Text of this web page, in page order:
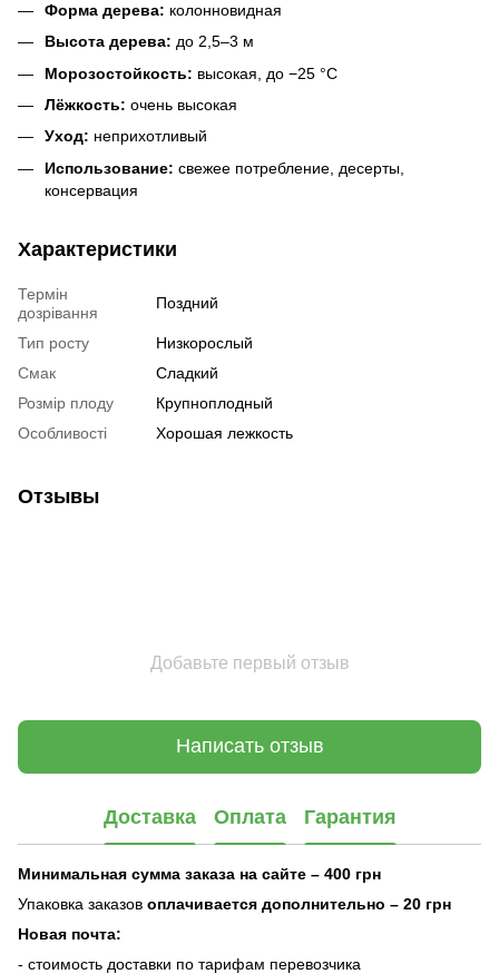
Форма дерева: колонновидная
Высота дерева: до 2,5–3 м
Морозостойкость: высокая, до −25 °C
Лёжкость: очень высокая
Уход: неприхотливый
Использование: свежее потребление, десерты,
консервация
Характеристики
Термін
дозрівання
Поздний
Тип росту
Низкорослый
Смак
Сладкий
Розмір плоду
Крупноплодный
Особливості
Хорошая лежкость
Отзывы
Добавьте первый отзыв
Написать отзыв
Доставка Оплата Гарантия
Минимальная сумма заказа на сайте – 400 грн
Упаковка заказов оплачивается дополнительно – 20 грн
Новая почта:
- стоимость доставки по тарифам перевозчика